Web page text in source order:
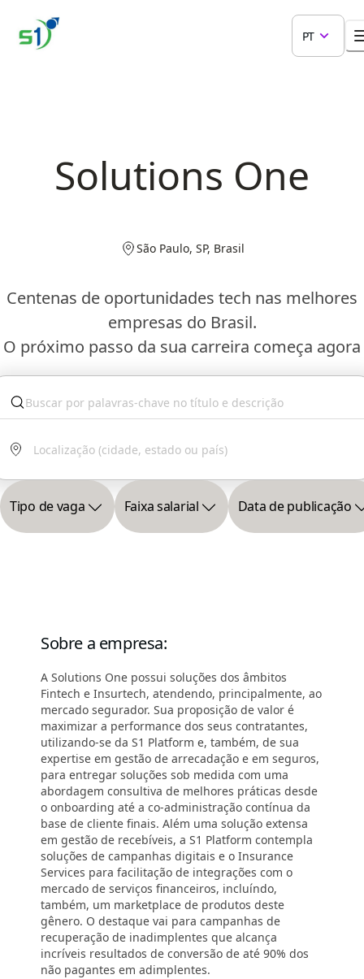
PT
Solutions One
São Paulo, SP, Brasil
Centenas de oportunidades tech nas melhores
empresas do Brasil.
O próximo passo da sua carreira começa agora
Tipo de vaga Faixa salarial Data de publicação
Sobre a empresa:
A Solutions One possui soluções dos âmbitos
Fintech e Insurtech, atendendo, principalmente, ao
mercado segurador. Sua proposição de valor é
maximizar a performance dos seus contratantes,
utilizando-se da S1 Platform e, também, de sua
expertise em gestão de arrecadação e em seguros,
para entregar soluções sob medida com uma
abordagem consultiva de melhores práticas desde
o onboarding até a co-administração contínua da
base de cliente finais. Além uma solução extensa
em gestão de recebíveis, a S1 Platform contempla
soluções de campanhas digitais e o Insurance
Services para facilitação de integrações com o
mercado de serviços financeiros, incluíndo,
também, um marketplace de produtos deste
gênero. O destaque vai para campanhas de
recuperação de inadimplentes que alcança
incríveis resultados de conversão de até 90% dos
não pagantes em adimplentes.